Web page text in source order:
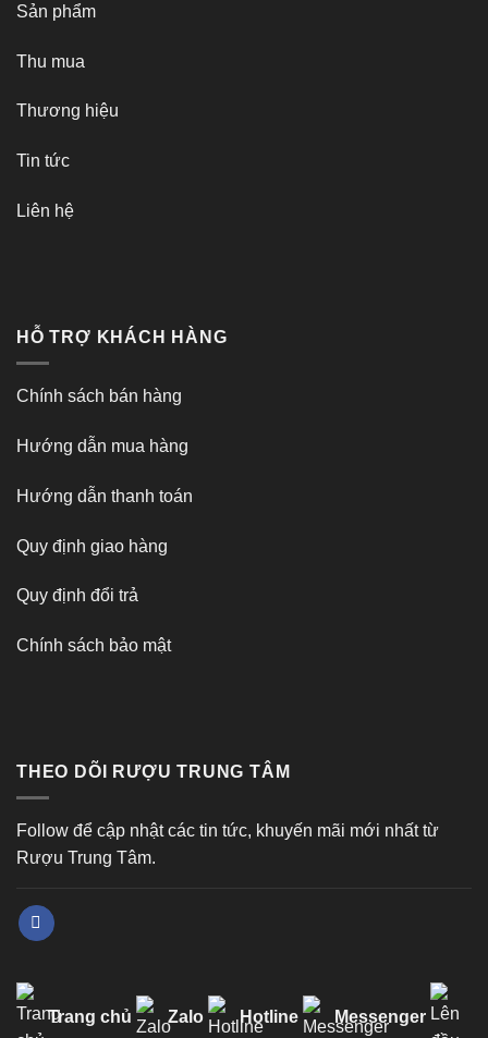
Sản phẩm
Thu mua
Thương hiệu
Tin tức
Liên hệ
HỖ TRỢ KHÁCH HÀNG
Chính sách bán hàng
Hướng dẫn mua hàng
Hướng dẫn thanh toán
Quy định giao hàng
Quy định đổi trả
Chính sách bảo mật
THEO DÕI RƯỢU TRUNG TÂM
Follow để cập nhật các tin tức, khuyến mãi mới nhất từ
Rượu Trung Tâm.
Trang chủ Zalo Hotline Messenger